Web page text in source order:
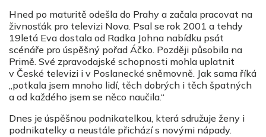
Hned po maturitě odešla do Prahy a začala pracovat na
živnosťák pro televizi Nova. Psal se rok 2001 a tehdy
19letá Eva dostala od Radka Johna nabídku psát
scénáře pro úspěšný pořad Áčko. Později působila na
Primě. Své zpravodajské schopnosti mohla uplatnit
v České televizi i v Poslanecké sněmovně. Jak sama říká
„potkala jsem mnoho lidí, těch dobrých i těch špatných
a od každého jsem se něco naučila.“
Dnes je úspěšnou podnikatelkou, která sdružuje ženy i
podnikatelky a neustále přichází s novými nápady.